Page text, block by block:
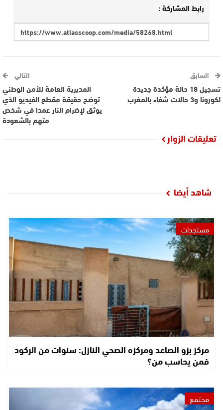
رابط المشاركة :
السابق
تسجيل 18 حالة مؤكدة جديدة
لكورونا و3 حالات شفاء بالمغرب
التالي
المديرية العامة للأمن الوطني
توضح حقيقة مقطع الفيديو الذي
يوثق لإضرام النار عمدا في شخص
متهم بالشعودة
تعليقات الزوار
شاهد أيضا
مستجدات
مركز بزو الصاعد ومركزه الصحي النازل: سنوات من الركود
فمن يحاسب من؟
مجتمع